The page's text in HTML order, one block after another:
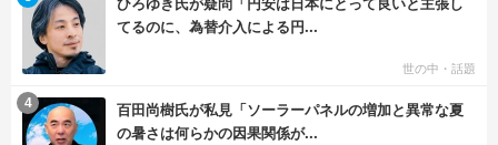
てるのに、為替介入による円...
世の中・話題
百田尚樹氏が私見「ソーラーパネルの増加と異常な夏
の暑さは何らかの因果関係が...
4